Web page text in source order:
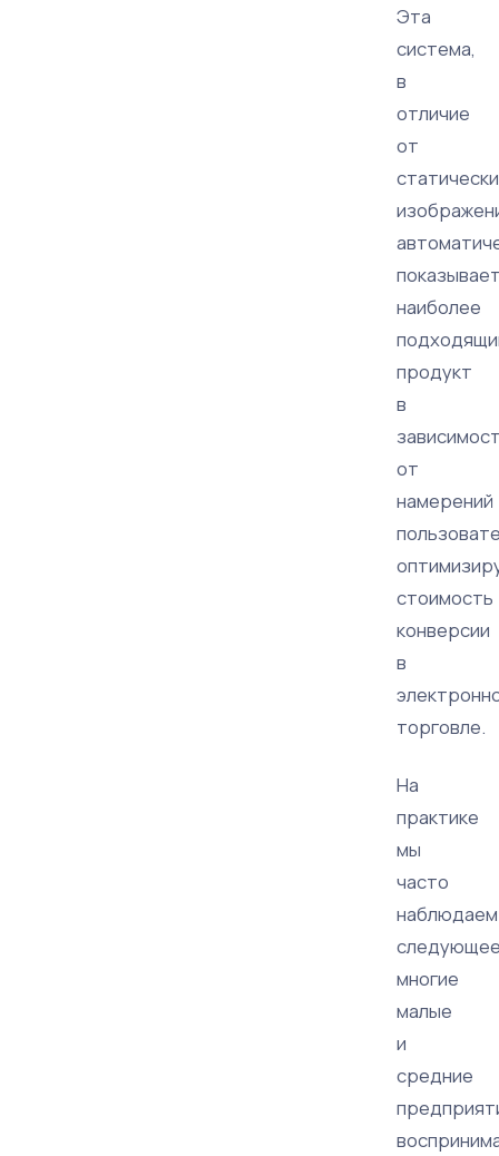
Эта
система,
в
отличие
от
наиболее
продукт
в
от
намерений
стоимость
конверсии
в
торговле.
На
практике
мы
часто
наблюдаем
многие
малые
и
средние